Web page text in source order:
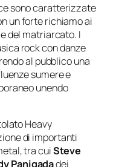
sono caratterizzate
un forte richiamo ai
del matriarcato. I
rock con danze
al pubblico una
sumere e
unendo
Heavy
di importanti
tra cuiSteve
Panigadadei